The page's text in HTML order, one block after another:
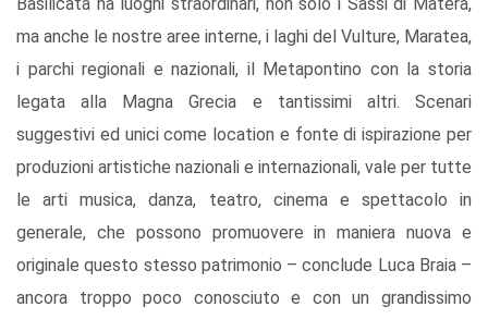
Basilicata ha luoghi straordinari, non solo i Sassi di Matera,
ma anche le nostre aree interne, i laghi del Vulture, Maratea,
i parchi regionali e nazionali, il Metapontino con la storia
legata alla Magna Grecia e tantissimi altri. Scenari
suggestivi ed unici come location e fonte di ispirazione per
produzioni artistiche nazionali e internazionali, vale per tutte
le arti musica, danza, teatro, cinema e spettacolo in
generale, che possono promuovere in maniera nuova e
originale questo stesso patrimonio – conclude Luca Braia –
ancora troppo poco conosciuto e con un grandissimo